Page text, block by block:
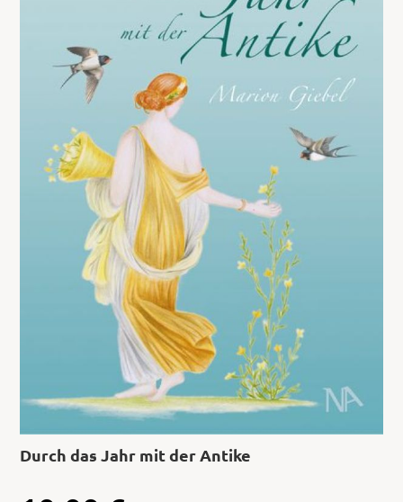
Durch das Jahr mit der Antike